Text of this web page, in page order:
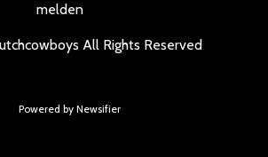
melden
All Rights Reserved
Powered by Newsifier